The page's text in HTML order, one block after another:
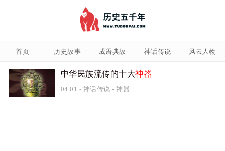
首页 历史故事 成语典故 神话传说 风云人物
中华民族流传的十大神器
04.01 - 神话传说 -神器